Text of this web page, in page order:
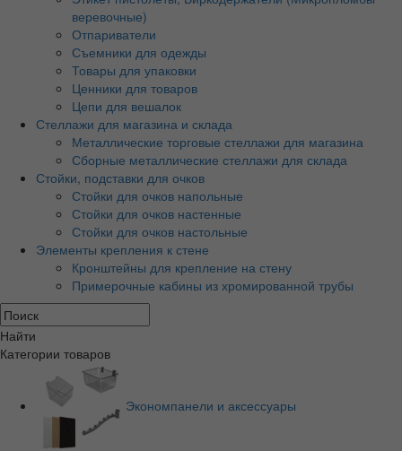
веревочные)
Отпариватели
Съемники для одежды
Товары для упаковки
Ценники для товаров
Цепи для вешалок
Стеллажи для магазина и склада
Металлические торговые стеллажи для магазина
Сборные металлические стеллажи для склада
Стойки, подставки для очков
Стойки для очков напольные
Стойки для очков настенные
Стойки для очков настольные
Элементы крепления к стене
Кронштейны для крепление на стену
Примерочные кабины из хромированной трубы
Найти
Категории товаров
Экономпанели и аксессуары